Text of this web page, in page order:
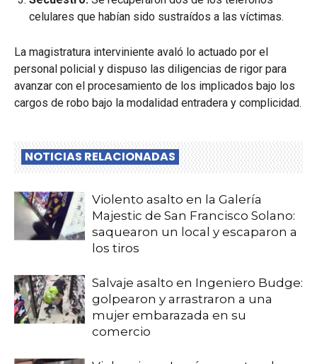
celulares que habían sido sustraídos a las víctimas.
La magistratura interviniente avaló lo actuado por el
personal policial y dispuso las diligencias de rigor para
avanzar con el procesamiento de los implicados bajo los
cargos de robo bajo la modalidad entradera y complicidad.
NOTICIAS RELACIONADAS
Violento asalto en la Galería
Majestic de San Francisco Solano:
saquearon un local y escaparon a
los tiros
Salvaje asalto en Ingeniero Budge:
golpearon y arrastraron a una
mujer embarazada en su
comercio